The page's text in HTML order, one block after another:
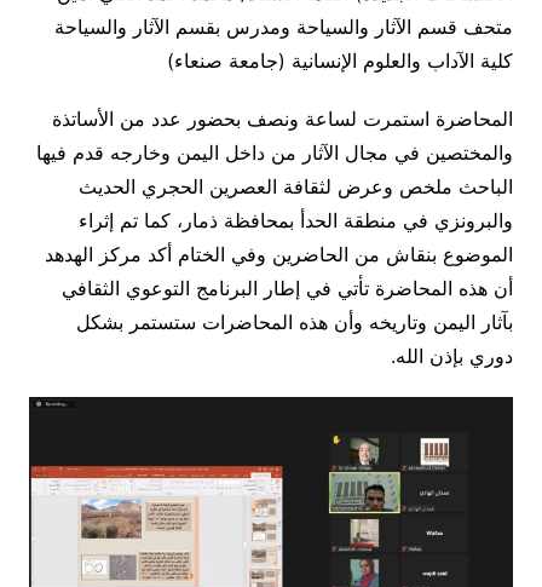
متحف قسم الآثار والسياحة ومدرس بقسم الآثار والسياحة
كلية الآداب والعلوم الإنسانية (جامعة صنعاء)
المحاضرة استمرت لساعة ونصف بحضور عدد من الأساتذة
والمختصين في مجال الآثار من داخل اليمن وخارجه قدم فيها
الباحث ملخص وعرض لثقافة العصرين الحجري الحديث
والبرونزي في منطقة الحدأ بمحافظة ذمار، كما تم إثراء
الموضوع بنقاش من الحاضرين وفي الختام أكد مركز الهدهد
أن هذه المحاضرة تأتي في إطار البرنامج التوعوي الثقافي
بآثار اليمن وتاريخه وأن هذه المحاضرات ستستمر بشكل
دوري بإذن الله.